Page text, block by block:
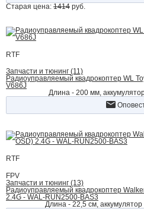
Старая цена: 1414 руб.
RTF
Запчасти и тюнинг (11)
Радиоуправляемый квадрокоптер WL
V686J
Длина - 200 мм,
RTF
FPV
Запчасти и тюнинг (13)
Радиоуправляемый квадрокоптер
2.4G - WAL-RUN2500-BAS3
Длина - 22,5 см,